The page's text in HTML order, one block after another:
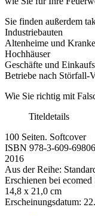
Sie finden außerdem
Industriebauten
Altenheime und
Hochhäuser
Geschäfte und
Betriebe nach Störfall-
Wie Sie richtig mit
Titeldetails
100 Seiten. Softcover
ISBN 978-3-609-
2016
Aus der Reihe:
Erschienen bei ecomed
14,8 x 21,0 cm
Erscheinungsdatum: